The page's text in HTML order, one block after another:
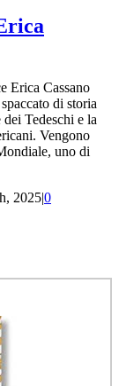
Erica Cassano
di storia
Tedeschi e la
Vengono
uno di
2025|0